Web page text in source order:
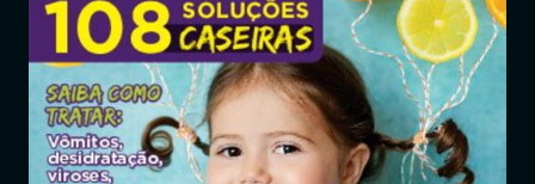
Jornais
Notícias